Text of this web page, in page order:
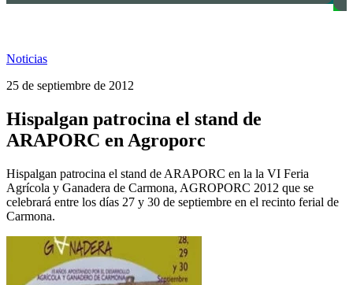
Noticias
25 de septiembre de 2012
Hispalgan patrocina el stand de
ARAPORC en Agroporc
Hispalgan patrocina el stand de ARAPORC en la la VI Feria
Agrícola y Ganadera de Carmona, AGROPORC 2012 que se
celebrará entre los días 27 y 30 de septiembre en el recinto ferial de
Carmona.